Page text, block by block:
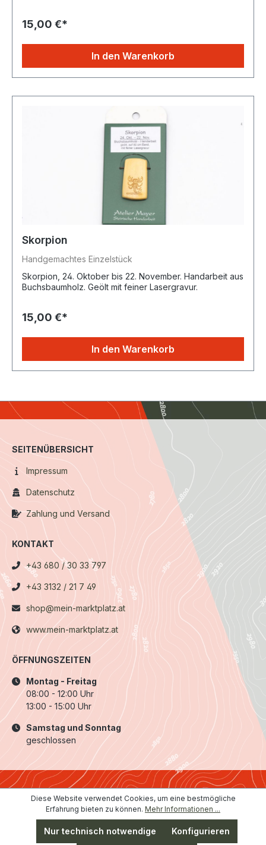
15,00 €*
In den Warenkorb
Skorpion
Handgemachtes Einzelstück
Skorpion, 24. Oktober bis 22. November. Handarbeit aus
Buchsbaumholz. Geölt mit feiner Lasergravur.
15,00 €*
In den Warenkorb
SEITENÜBERSICHT
Impressum
Datenschutz
Zahlung und Versand
KONTAKT
+43 680 / 30 33 797
+43 3132 / 21 7 49
shop@mein-marktplatz.at
www.mein-marktplatz.at
ÖFFNUNGSZEITEN
Montag - Freitag
08:00 - 12:00 Uhr
13:00 - 15:00 Uhr
Samstag und Sonntag
geschlossen
Diese Website verwendet Cookies, um eine bestmögliche
Erfahrung bieten zu können. Mehr Informationen ...
Nur technisch notwendige Konfigurieren